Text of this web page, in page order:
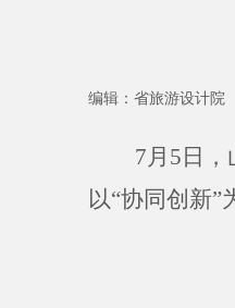
编辑： 省旅游设计院
7月 5 日，
以“协同创新”